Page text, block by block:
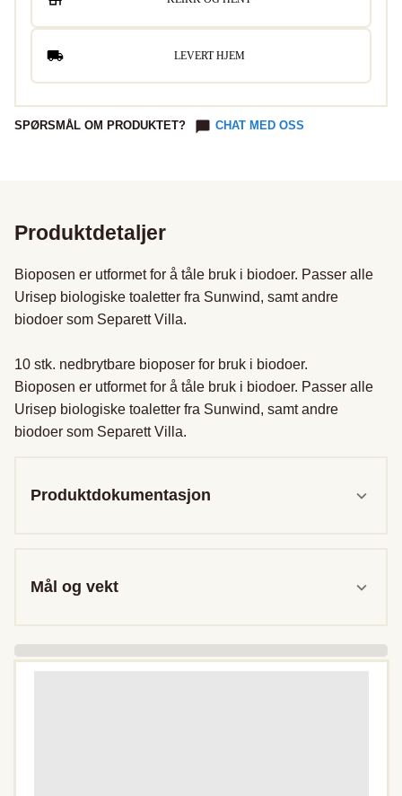
LEVERT HJEM
SPØRSMÅL OM PRODUKTET? CHAT MED OSS
Produktdetaljer
Bioposen er utformet for å tåle bruk i biodoer. Passer alle
Urisep biologiske toaletter fra Sunwind, samt andre
biodoer som Separett Villa.
10 stk. nedbrytbare bioposer for bruk i biodoer.
Bioposen er utformet for å tåle bruk i biodoer. Passer alle
Urisep biologiske toaletter fra Sunwind, samt andre
biodoer som Separett Villa.
Produktdokumentasjon
Mål og vekt